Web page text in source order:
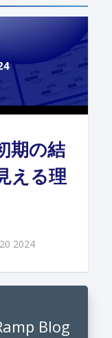
期の結
える理
2024
Blog